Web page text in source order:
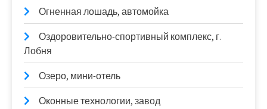
Огненная лошадь, автомойка
Оздоровительно-спортивный комплекс, г.
Лобня
Озеро, мини-отель
Оконные технологии, завод